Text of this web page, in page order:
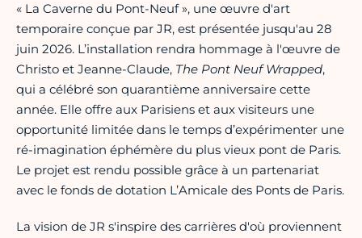
« La Caverne du Pont-Neuf », une œuvre d'art
temporaire conçue par JR, est présentée jusqu'au 28
juin 2026. L’installation rendra hommage à l'œuvre de
Christo et Jeanne-Claude, The Pont Neuf Wrapped,
qui a célébré son quarantième anniversaire cette
année. Elle offre aux Parisiens et aux visiteurs une
opportunité limitée dans le temps d’expérimenter une
ré-imagination éphémère du plus vieux pont de Paris.
Le projet est rendu possible grâce à un partenariat
avec le fonds de dotation L’Amicale des Ponts de Paris.
La vision de JR s'inspire des carrières d'où proviennent